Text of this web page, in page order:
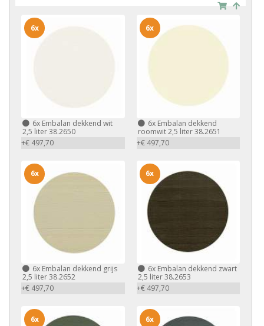
6x Embalan dekkend wit
2,5 liter 38.2650
+€ 497,70
6x
6xEmbalan dekkend
roomwit 2,5 liter 38.2651
+€ 497,70
6x
6x Embalan dekkend grijs
2,5 liter 38.2652
+€ 497,70
6x
6xEmbalan dekkend zwart
2,5 liter 38.2653
+€ 497,70
6x
6x 6x